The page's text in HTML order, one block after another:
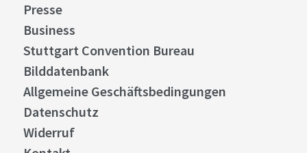
Presse
Business
Stuttgart Convention Bureau
Bilddatenbank
Allgemeine Geschäftsbedingungen
Datenschutz
Widerruf